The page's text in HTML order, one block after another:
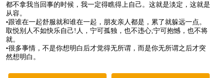
都不拿我当回事的时候，我一定得瞧得上自己。这就是淡定，这就是
从容。
•跟谁在一起舒服就和谁在一起，朋友亲人都是，累了就躲远一点。
取悦别人不如快乐自己!人，宁可孤独，也不违心;宁可抱憾，也不将
就。
•很多事情，不是你想明白后才觉得无所谓，而是你无所谓之后才突
然想明白。